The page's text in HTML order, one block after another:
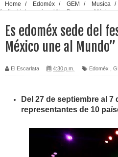
Home / Edoméx / GEM / Musica /
festival internacional “La Danza en México
Es edoméx sede del
México une al Mundo”
El Escarlata 4:30 p.m. Edoméx
Del 27 de septiembre al
representantes de 10